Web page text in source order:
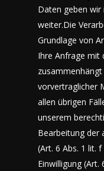
Daten geben wir
weiter.Die
Grundlage von
Ihre Anfrage mit
vorvertraglicher
allen übrigen
unserem
Bearbeitung der
(Art. 6 Abs. 1 lit.
Einwilligung (Art.